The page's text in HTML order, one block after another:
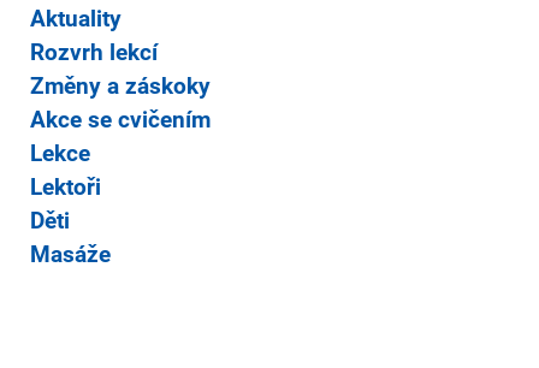
Aktuality
Rozvrh lekcí
Změny a záskoky
Akce se cvičením
Lekce
Lektoři
Děti
Masáže